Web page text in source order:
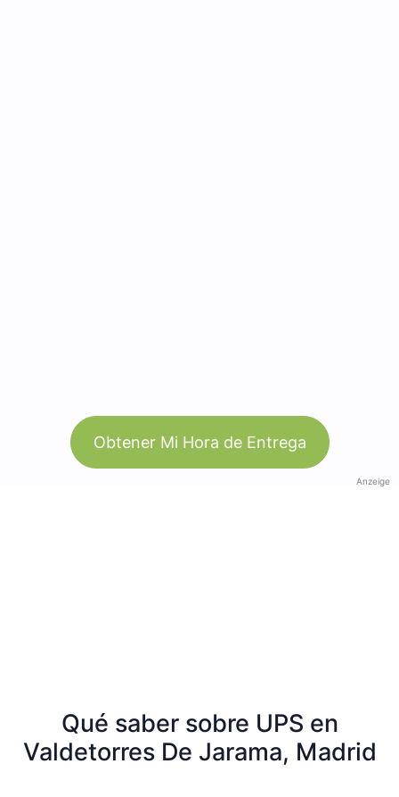
Obtener Mi Hora de Entrega
Anzeige
Qué saber sobre UPS en
Valdetorres De Jarama, Madrid